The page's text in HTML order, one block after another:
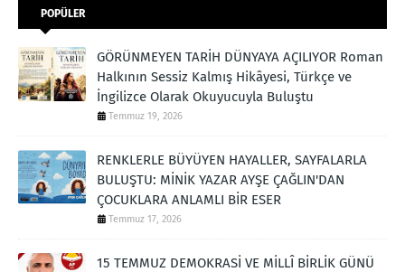
POPÜLER
GÖRÜNMEYEN TARİH DÜNYAYA AÇILIYOR Roman
Halkının Sessiz Kalmış Hikâyesi, Türkçe ve
İngilizce Olarak Okuyucuyla Buluştu
Temmuz 19, 2026
RENKLERLE BÜYÜYEN HAYALLER, SAYFALARLA
BULUŞTU: MİNİK YAZAR AYŞE ÇAĞLIN'DAN
ÇOCUKLARA ANLAMLI BİR ESER
Temmuz 17, 2026
15 TEMMUZ DEMOKRASİ VE MİLLÎ BİRLİK GÜNÜ